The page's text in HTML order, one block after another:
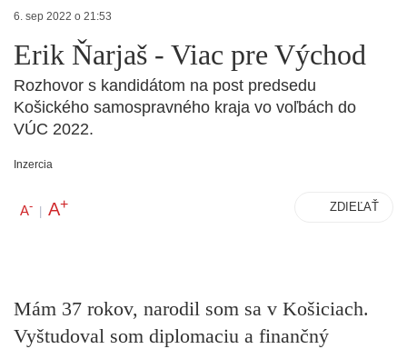
6. sep 2022 o 21:53
Erik Ňarjaš - Viac pre Východ
Rozhovor s kandidátom na post predsedu
Košického samospravného kraja vo voľbách do
VÚC 2022.
Inzercia
A- | A+ ZDIEĽAŤ
Mám 37 rokov, narodil som sa v Košiciach.
Vyštudoval som diplomaciu a finančný